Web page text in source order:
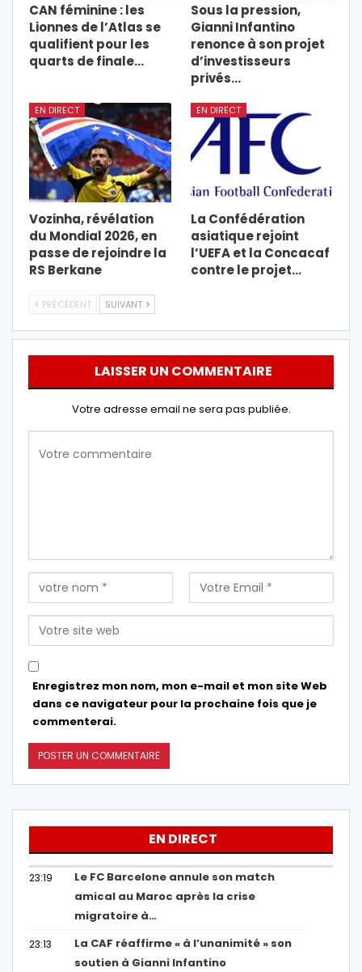
CAN féminine : les
Lionnes de l’Atlas se
qualifient pour les
quarts de finale…
Sous la pression,
Gianni Infantino
renonce à son projet
d’investisseurs
privés…
EN DIRECT
Vozinha, révélation
du Mondial 2026, en
passe de rejoindre la
RS Berkane
EN DIRECT
La Confédération
asiatique rejoint
l’UEFA et la Concacaf
contre le projet…
PRÉCÉDENT SUIVANT
LAISSER UN COMMENTAIRE
Votre adresse email ne sera pas publiée.
Enregistrez mon nom, mon e-mail et mon site Web
dans ce navigateur pour la prochaine fois que je
commenterai.
EN DIRECT
23:19
Le FC Barcelone annule son match
amical au Maroc après la crise
migratoire à…
23:13
La CAF réaffirme « à l’unanimité » son
soutien à Gianni Infantino